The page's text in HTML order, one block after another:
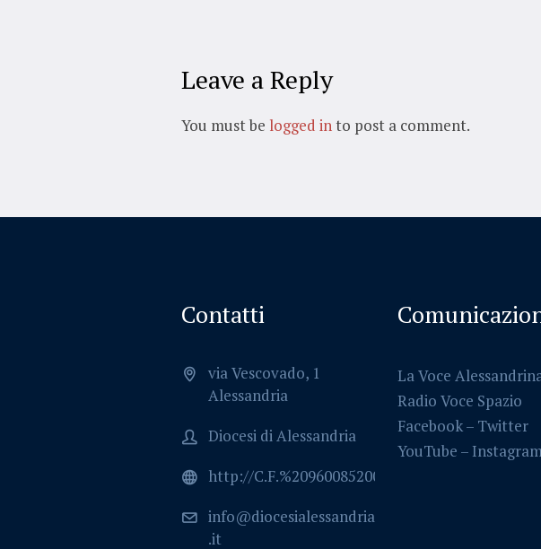
Leave a Reply
You must be logged into post a comment.
Contatti
via Vescovado, 1
Alessandria
Diocesi di Alessandria
http://C.F.%2096008520064
info@diocesialessandria
.it
La Voce
Radio Voce Spazio
Facebook– Twitter
YouTube –